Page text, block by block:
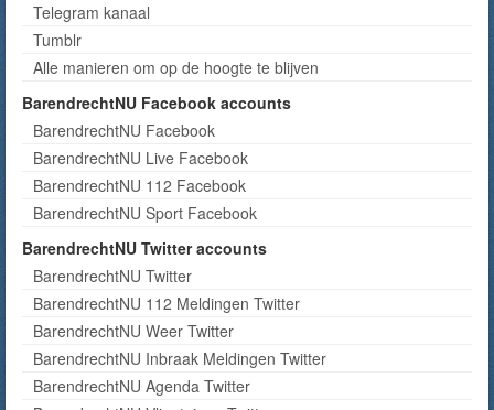
Telegram kanaal
Tumblr
Alle manieren om op de hoogte te blijven
BarendrechtNU Facebook accounts
BarendrechtNU Facebook
BarendrechtNU Live Facebook
BarendrechtNU 112 Facebook
BarendrechtNU Sport Facebook
BarendrechtNU Twitter accounts
BarendrechtNU Twitter
BarendrechtNU 112 Meldingen Twitter
BarendrechtNU Weer Twitter
BarendrechtNU Inbraak Meldingen Twitter
BarendrechtNU Agenda Twitter